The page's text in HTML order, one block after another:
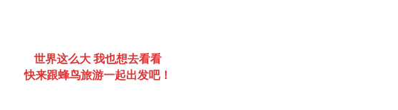
世界这么大 我也想去看看
快来跟蜂鸟旅游一起出发吧！